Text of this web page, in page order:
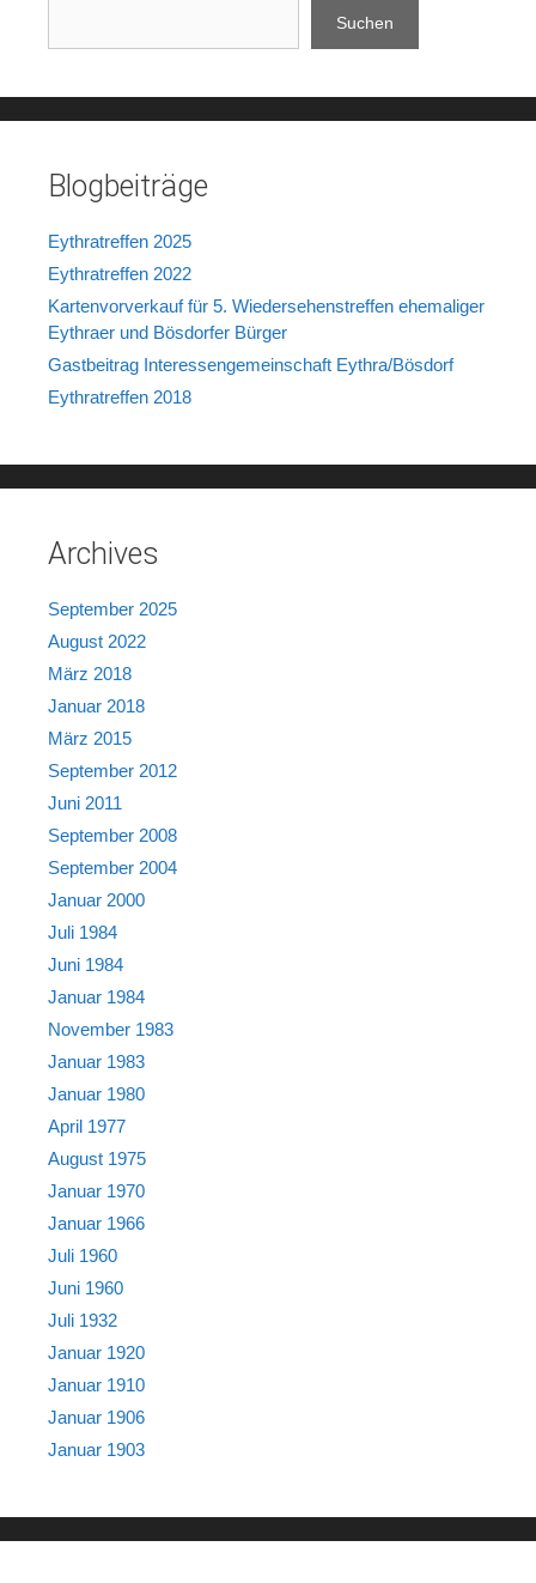
Suchen
Blogbeiträge
Eythratreffen 2025
Eythratreffen 2022
Kartenvorverkauf für 5. Wiedersehenstreffen ehemaliger
Eythraer und Bösdorfer Bürger
Gastbeitrag Interessengemeinschaft Eythra/Bösdorf
Eythratreffen 2018
Archives
September 2025
August 2022
März 2018
Januar 2018
März 2015
September 2012
Juni 2011
September 2008
September 2004
Januar 2000
Juli 1984
Juni 1984
Januar 1984
November 1983
Januar 1983
Januar 1980
April 1977
August 1975
Januar 1970
Januar 1966
Juli 1960
Juni 1960
Juli 1932
Januar 1920
Januar 1910
Januar 1906
Januar 1903